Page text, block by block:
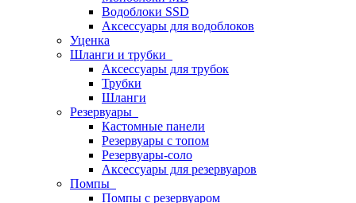
Водоблоки SSD
Аксессуары для водоблоков
Уценка
Шланги и трубки
Аксессуары для трубок
Трубки
Шланги
Резервуары
Кастомные панели
Резервуары с топом
Резервуары-соло
Аксессуары для резервуаров
Помпы
Помпы с резервуаром